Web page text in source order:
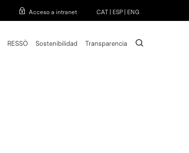
Acceso a intranet CAT ESP ENG
RESSÒ Sostenibilidad Transparencia search